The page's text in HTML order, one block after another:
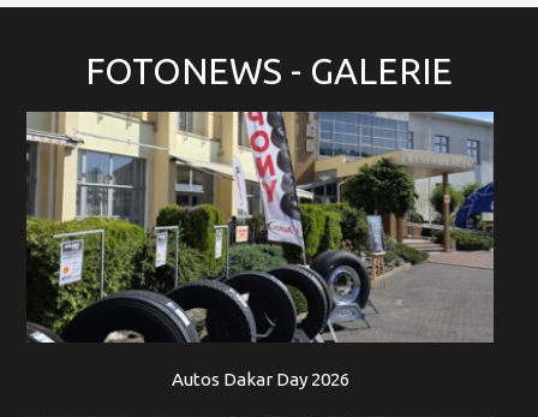
FOTONEWS - GALERIE
Autos Dakar Day 2026